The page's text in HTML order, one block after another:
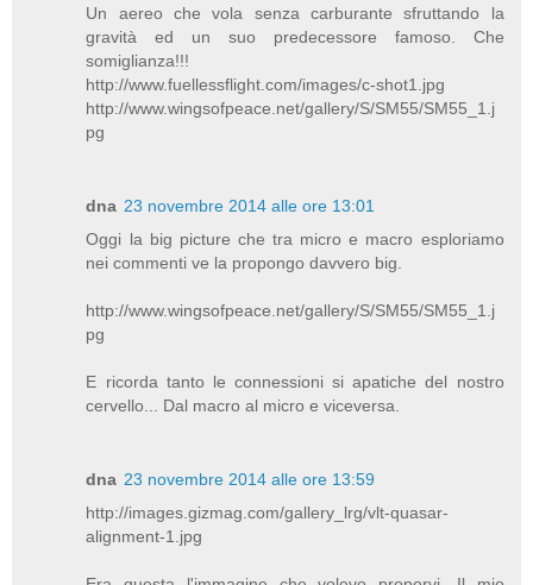
Un aereo che vola senza carburante sfruttando la
gravità ed un suo predecessore famoso. Che
somiglianza!!!
http://www.fuellessflight.com/images/c-shot1.jpg
http://www.wingsofpeace.net/gallery/S/SM55/SM55_1.j
pg
dna 23 novembre 2014 alle ore 13:01
Oggi la big picture che tra micro e macro esploriamo
nei commenti ve la propongo davvero big.
http://www.wingsofpeace.net/gallery/S/SM55/SM55_1.j
pg
E ricorda tanto le connessioni si apatiche del nostro
cervello... Dal macro al micro e viceversa.
dna 23 novembre 2014 alle ore 13:59
http://images.gizmag.com/gallery_lrg/vlt-quasar-
alignment-1.jpg